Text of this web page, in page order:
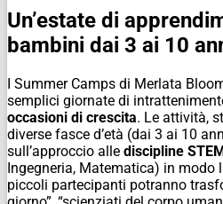
Un’estate di
bambini dai 3 ai 10
I Summer Camps di Merlata
semplici giornate di
occasioni di crescita. Le attività,
diverse fasce d’età (dai 3 ai 10
sull’approccio alle discipline STEM
Ingegneria, Matematica) in modo
piccoli partecipanti potranno